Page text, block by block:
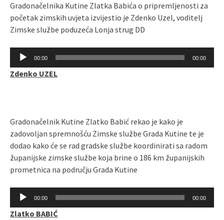
Gradonačelnika Kutine Zlatka Babića o pripremljenosti za
početak zimskih uvjeta izvijestio je Zdenko Uzel, voditelj
Zimske službe poduzeća Lonja strug DD
Reproduktor
audiozapisa
00:00 00:00
Zdenko UZEL
Gradonačelnik Kutine Zlatko Babić rekao je kako je
zadovoljan spremnošću Zimske službe Grada Kutine te je
dodao kako će se rad gradske službe koordinirati sa radom
županijske zimske službe koja brine o 186 km županijskih
prometnica na području Grada Kutine
Reproduktor
audiozapisa
00:00 00:00
Zlatko BABIĆ